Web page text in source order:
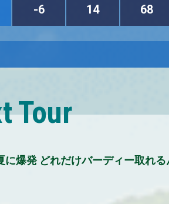
-6 14 68
Tour
爆発 どれだけバーディー取れ